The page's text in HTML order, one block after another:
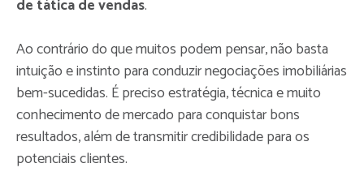
de tática de vendas.
Ao contrário do que muitos podem pensar, não basta
intuição e instinto para conduzir negociações imobiliárias
bem-sucedidas. É preciso estratégia, técnica e muito
conhecimento de mercado para conquistar bons
resultados, além de transmitir credibilidade para os
potenciais clientes.